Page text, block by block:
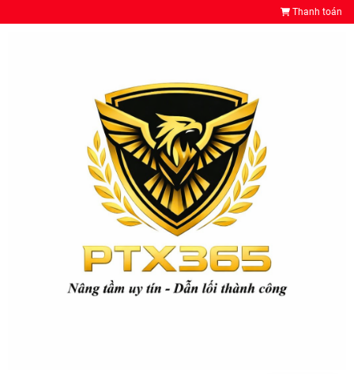
Thanh toán